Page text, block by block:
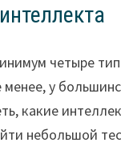
четыре
у
какие
небольшой